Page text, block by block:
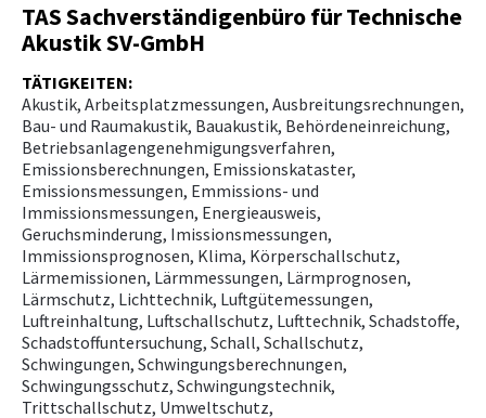
TAS Sachverständigenbüro für Technische
Akustik SV-GmbH
TÄTIGKEITEN:
Akustik, Arbeitsplatzmessungen, Ausbreitungsrechnungen,
Bau- und Raumakustik, Bauakustik, Behördeneinreichung,
Betriebsanlagengenehmigungsverfahren,
Emissionsberechnungen, Emissionskataster,
Emissionsmessungen, Emmissions- und
Immissionsmessungen, Energieausweis,
Geruchsminderung, Imissionsmessungen,
Immissionsprognosen, Klima, Körperschallschutz,
Lärmemissionen, Lärmmessungen, Lärmprognosen,
Lärmschutz, Lichttechnik, Luftgütemessungen,
Luftreinhaltung, Luftschallschutz, Lufttechnik, Schadstoffe,
Schadstoffuntersuchung, Schall, Schallschutz,
Schwingungen, Schwingungsberechnungen,
Schwingungsschutz, Schwingungstechnik,
Trittschallschutz, Umweltschutz,